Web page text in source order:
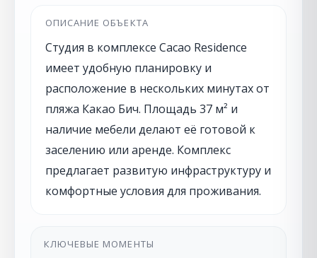
ОПИСАНИЕ ОБЪЕКТА
Студия в комплексе Cacao Residence
имеет удобную планировку и
расположение в нескольких минутах от
пляжа Какао Бич. Площадь 37 м² и
наличие мебели делают её готовой к
заселению или аренде. Комплекс
предлагает развитую инфраструктуру и
комфортные условия для проживания.
КЛЮЧЕВЫЕ МОМЕНТЫ